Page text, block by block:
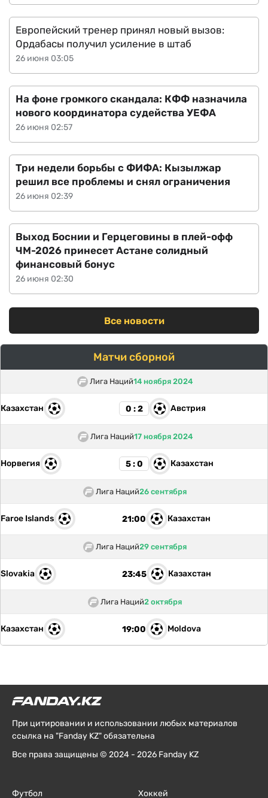
26 июня 03:05
Европейский тренер принял новый вызов:
Ордабасы получил усиление в штаб
26 июня 02:57
На фоне громкого скандала: КФФ назначила
нового координатора судейства УЕФА
26 июня 02:39
Три недели борьбы с ФИФА: Кызылжар
решил все проблемы и снял ограничения
26 июня 02:30
Выход Боснии и Герцеговины в плей-офф
ЧМ-2026 принесет Астане солидный
финансовый бонус
Все новости
Матчи сборной
Лига Наций14 ноября 2024
Казахстан 0 : 2 Австрия
Лига Наций17 ноября 2024
Норвегия 5 : 0 Казахстан
Лига Наций26 сентября
Faroe Islands 21:00 Казахстан
Лига Наций29 сентября
Slovakia 23:45 Казахстан
Лига Наций2 октября
Казахстан 19:00 Moldova
При цитировании и использовании любых материалов
ссылка на "Fanday KZ" обязательна
Все права защищены © 2024 - 2026 Fanday KZ
Футбол Хоккей